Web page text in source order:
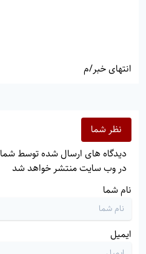
انتهای خبر/م
نظر شما
دیدگاه های ارسال شده توسط
در وب سایت منتشر خواهد شد
نام شما
ایمیل